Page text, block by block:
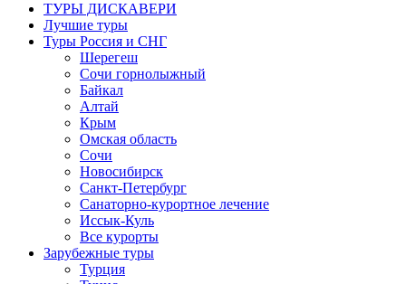
ТУРЫ ДИСКАВЕРИ
Лучшие туры
Туры Россия и СНГ
Шерегеш
Сочи горнолыжный
Байкал
Алтай
Крым
Омская область
Сочи
Новосибирск
Санкт-Петербург
Санаторно-курортное лечение
Иссык-Куль
Все курорты
Зарубежные туры
Турция